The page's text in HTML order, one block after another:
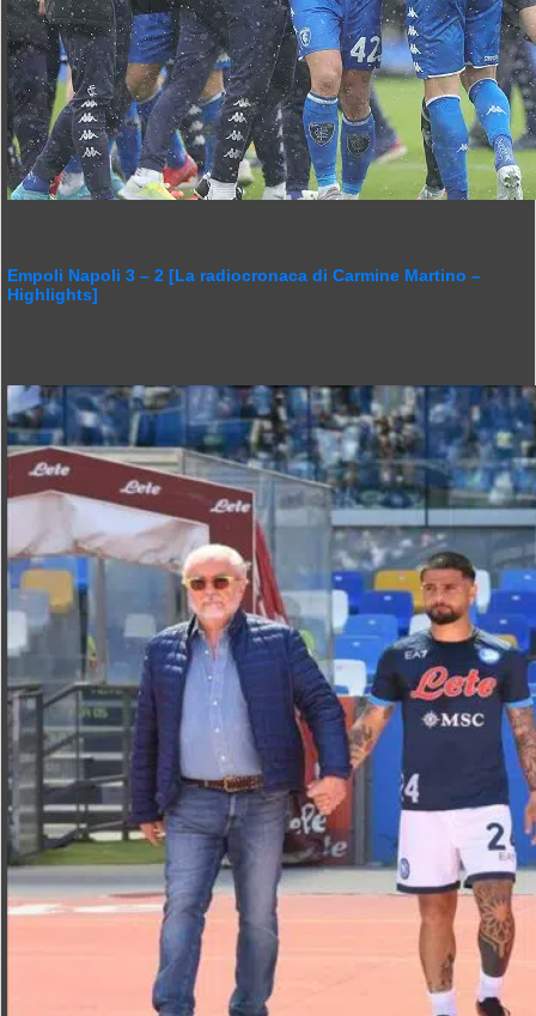
Empoli Napoli 3 – 2 [La radiocronaca di Carmine Martino –
Highlights]